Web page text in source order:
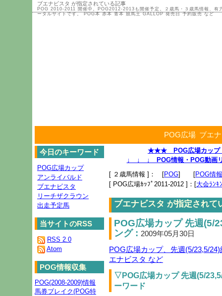
ブエナビスタ が指定されている記事
POG 2010-2011 開催中。POG2012-2013も開催予定。２歳馬・３歳馬情報、
ータルサイトです。 POG本 赤本 青本 競馬王 GALLOP 発売日 予約販売 など
POG広場 ブエ
ブエナビスタ が指定されて
POG広場カップ 先週(5/
ング : 2009年05月30日
POG広場カップ、先週(5/23,5/
エナビスタ など
▽POG広場カップ 先週(5/
ーワード
今日のキーワード
POG広場カップ
アンライバルド
ブエナビスタ
リーチザクラウン
出走予定馬
当サイトのRSS
RSS 2.0
Atom
POG情報収集
POG(2008-2009)情報
馬券ブレイク(POG特
★★★ POG広場カッ
↓ ↓ ↓ POG情報・POG動画
[ ２歳馬情報 ]： [POG] [POG情報
[ POG広場ｶｯﾌﾟ2011-2012 ]：[大会ﾗﾝｷ